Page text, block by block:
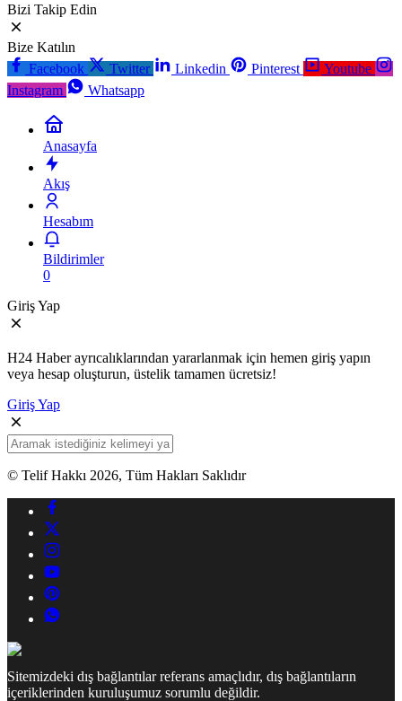
Bizi Takip Edin
Bize Katılın
Facebook
Twitter Linkedin Pinterest
Youtube
Instagram
Whatsapp
Anasayfa
Akış
Hesabım
Bildirimler
0
Giriş Yap
H24 Haber ayrıcalıklarından yararlanmak için hemen giriş yapın
veya hesap oluşturun, üstelik tamamen ücretsiz!
Giriş Yap
© Telif Hakkı 2026, Tüm Hakları Saklıdır
Sitemizdeki dış bağlantılar referans amaçlıdır, dış bağlantıların
içeriklerinden kuruluşumuz sorumlu değildir.